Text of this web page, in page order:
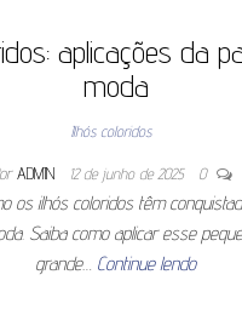
aplicações da
moda
Ilhós coloridos
ADMIN 12 de junho de 2025 0
os ilhós coloridos têm
Saiba como aplicar esse
grande… Continue lendo